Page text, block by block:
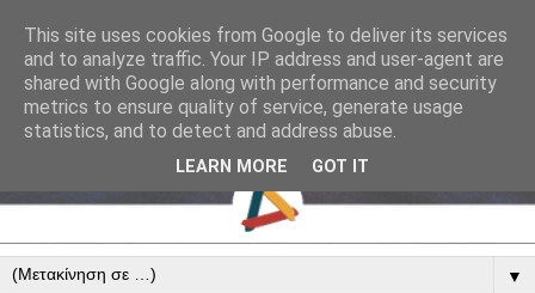
▼
This site uses cookies from Google to deliver its services
and to analyze traffic. Your IP address and user-agent are
shared with Google along with performance and security
metrics to ensure quality of service, generate usage
statistics, and to detect and address abuse.
LEARN MORE GOT IT